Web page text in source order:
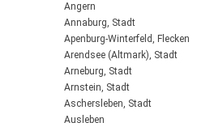
Angern
Annaburg, Stadt
Apenburg-Winterfeld, Flecken
Arendsee (Altmark), Stadt
Arneburg, Stadt
Arnstein, Stadt
Aschersleben, Stadt
Ausleben